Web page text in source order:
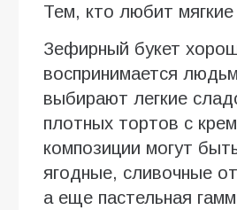
Тем, кто любит
Зефирный букет
воспринимается
выбирают легкие
плотных тортов с
композиции могут
ягодные, сливочные
а еще пастельная